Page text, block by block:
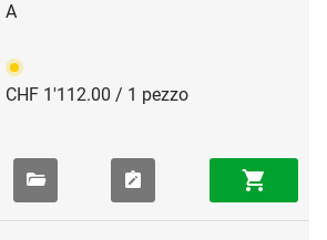
A
CHF 1'112.00 / 1 pezzo